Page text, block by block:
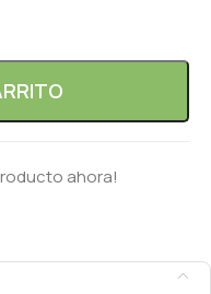
ahora!